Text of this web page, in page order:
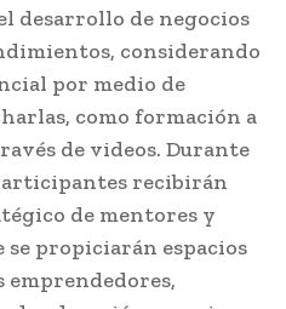
desarrollo de negocios
considerando
por medio de
como formación a
de videos. Durante
recibirán
de mentores y
propiciarán espacios
emprendedores,